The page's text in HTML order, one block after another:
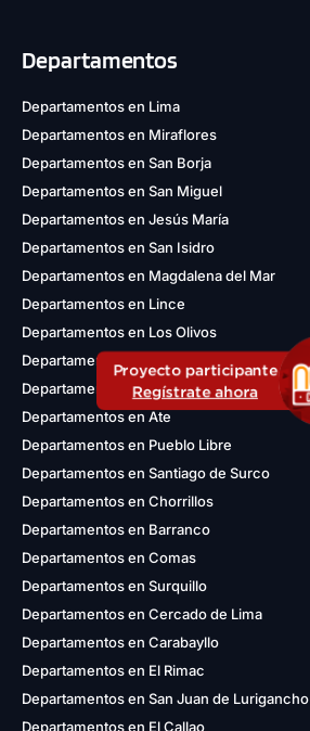
Proyecto participante
Regístrate ahora
Departamentos
Departamentos en Lima
Departamentos en Miraflores
Departamentos en San Borja
Departamentos en San Miguel
Departamentos en Jesús María
Departamentos en San Isidro
Departamentos en Magdalena del Mar
Departamentos en Lince
Departamentos en Los Olivos
Departamentos en La Molina
Departamentos en San Martín de Porres
Departamentos en Ate
Departamentos en Pueblo Libre
Departamentos en Santiago de Surco
Departamentos en Chorrillos
Departamentos en Barranco
Departamentos en Comas
Departamentos en Surquillo
Departamentos en Cercado de Lima
Departamentos en Carabayllo
Departamentos en El Rimac
Departamentos en San Juan de Lurigancho
Departamentos en El Callao